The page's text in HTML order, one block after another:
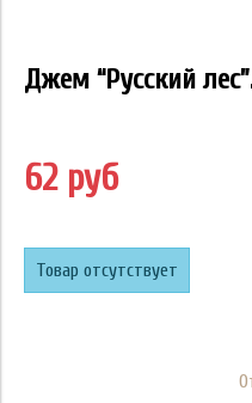
Джем “Русский
62 руб
Товар отсутствует